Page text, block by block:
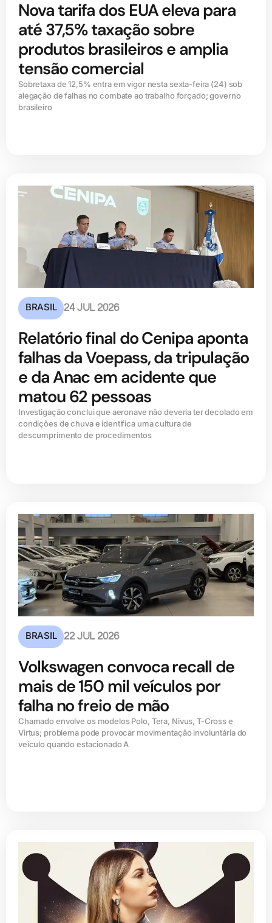
Nova tarifa dos EUA eleva para
até 37,5% taxação sobre
produtos brasileiros e amplia
tensão comercial
Sobretaxa de 12,5% entra em vigor nesta sexta-feira (24) sob
alegação de falhas no combate ao trabalho forçado; governo
brasileiro
BRASIL 24 JUL 2026
Relatório final do Cenipa aponta
falhas da Voepass, da tripulação
e da Anac em acidente que
matou 62 pessoas
Investigação conclui que aeronave não deveria ter decolado em
condições de chuva e identifica uma cultura de
descumprimento de procedimentos
BRASIL 22 JUL 2026
Volkswagen convoca recall de
mais de 150 mil veículos por
falha no freio de mão
Chamado envolve os modelos Polo, Tera, Nivus, T-Cross e
Virtus; problema pode provocar movimentação involuntária do
veículo quando estacionado A